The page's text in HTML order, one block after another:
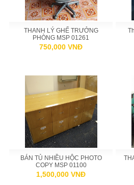
THANH LÝ GHẾ TRƯỞNG
PHÒNG MSP 01261
750,000 VNĐ
BÁN TỦ NHIỀU HỘC PHOTO
COPY MSP 01100
1,500,000 VNĐ